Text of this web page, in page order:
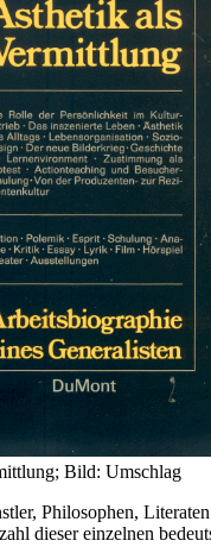
Bild: Umschlag
Philosophen,
dieser einzelnen